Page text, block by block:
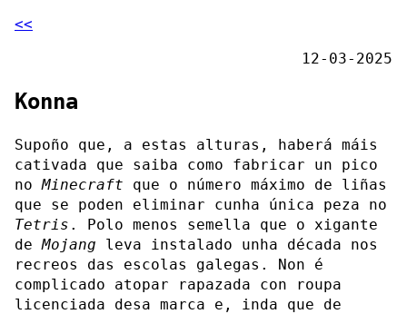
<<
12-03-2025
Konna
Supoño que, a estas alturas, haberá máis
cativada que saiba como fabricar un pico
noMinecraft que o número máximo de liñas
que se poden eliminar cunha única peza no
Tetris . Polo menos semella que o xigante
deMojang leva instalado unha década nos
recreos das escolas galegas. Non é
complicado atopar rapazada con roupa
licenciada desa marca e, inda que de